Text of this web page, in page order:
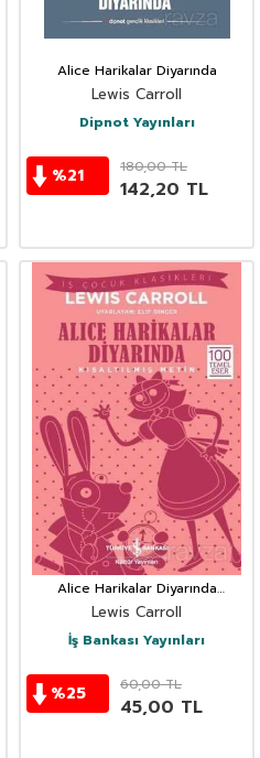
Alice Harikalar Diyarında
Lewis Carroll
Dipnot Yayınları
%21 180,00TL
142,20 TL
Alice Harikalar Diyarında
(Kısaltılmış Metin)
Lewis Carroll
İş Bankası Yayınları
%25 60,00TL
45,00 TL